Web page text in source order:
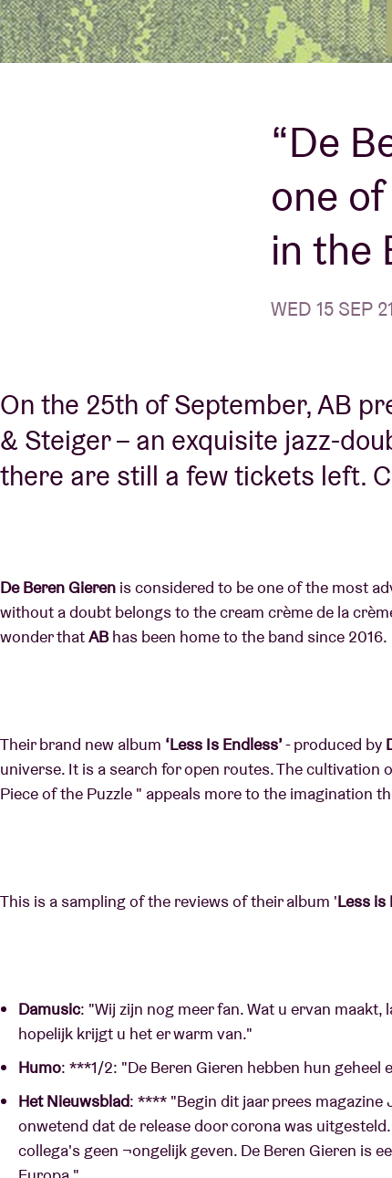
AB ❤ you
“De
one
in the
WED 15 SEP
On the 25th of September, AB
& Steiger – an exquisite jazz-
there are still a few tickets left.
De Beren Gieren is considered to be one of the most
without a doubt belongs to the cream crème de la
wonder thatABhas been home to the band since 2016.
Their brand new album ‘Less Is Endless’- produced by
universe. It is a search for open routes. The cultivation
Piece of the Puzzle " appeals more to the imagination
This is a sampling of the reviews of their album 'Less is
Damusic: "Wij zijn nog meer fan. Wat u ervan
hopelijk krijgt u het er warm van."
Humo: ***1/2: "De Beren Gieren hebben hun
Het Nieuwsblad: **** "Begin dit jaar prees magazine
onwetend dat de release door corona was
collega's geen ¬ongelijk geven. De Beren Gieren is